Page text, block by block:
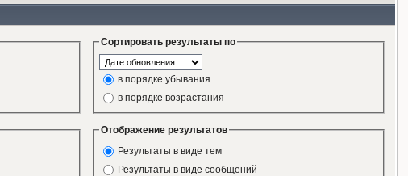
Сортировать результаты по
в порядке убывания
в порядке возрастания
Отображение результатов
Результаты в виде тем
Результаты в виде сообщений